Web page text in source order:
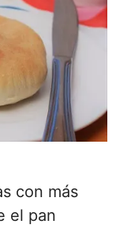
con más
el pan